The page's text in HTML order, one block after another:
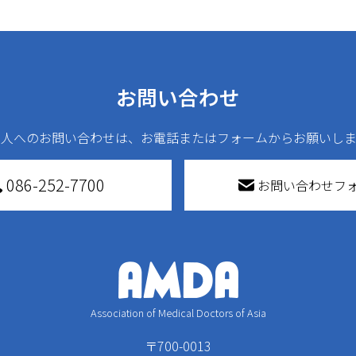
お問い合わせ
へのお問い合わせは、お電話またはフォームからお願いしま
086-252-7700 お問い合わせフ
Association of Medical Doctors of Asia
〒700-0013